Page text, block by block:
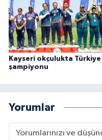
Kayseri okçulukta Türkiye
şampiyonu
Yorumlar